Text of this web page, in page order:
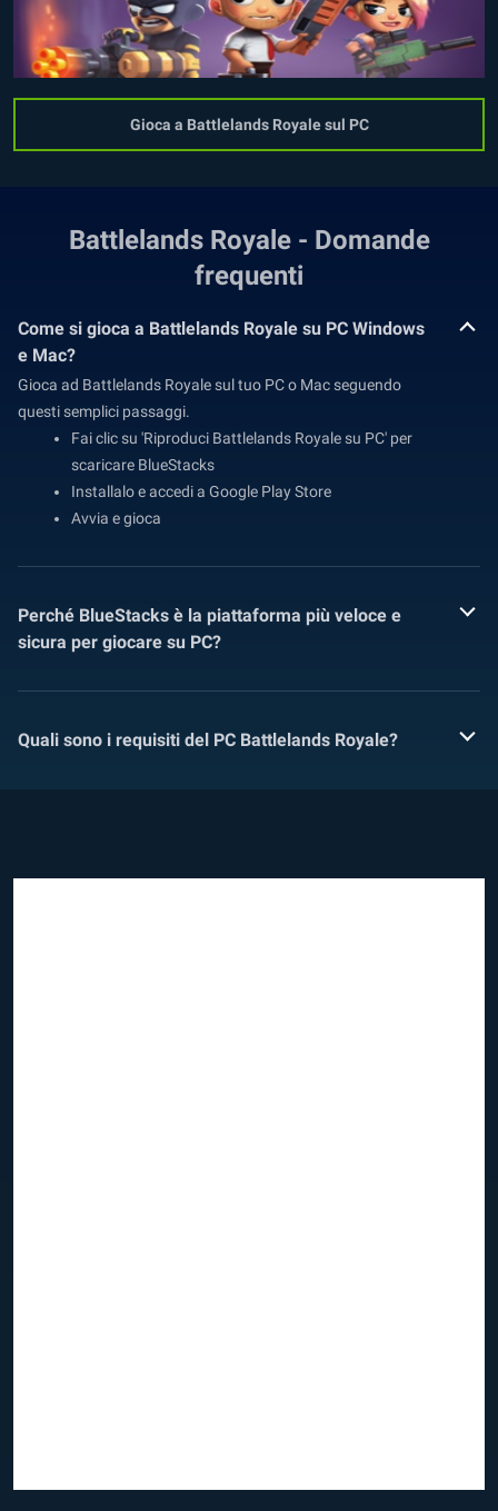
Gioca a Battlelands Royale sul PC
Battlelands Royale - Domande
frequenti
Come si gioca a Battlelands Royale su PC Windows
e Mac?
Gioca ad Battlelands Royale sul tuo PC o Mac seguendo
questi semplici passaggi.
Fai clic su 'Riproduci Battlelands Royale su PC' per
scaricare BlueStacks
Installalo e accedi a Google Play Store
Avvia e gioca
Perché BlueStacks è la piattaforma più veloce e
sicura per giocare su PC?
Quali sono i requisiti del PC Battlelands Royale?